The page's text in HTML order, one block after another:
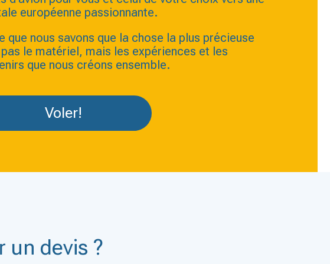
européenne passionnante.
que nous savons que la chose la plus précieuse
pas le matériel, mais les expériences et les
que nous créons ensemble.
Voler!
un devis ?